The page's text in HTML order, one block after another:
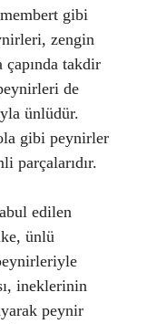
gibi
zengin
takdir
de
ünlüdür.
gibi peynirler
parçalarıdır.
edilen
ünlü
ineklerinin
peynir